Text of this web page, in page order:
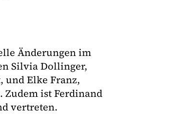
Änderungen im
Silvia Dollinger,
und Elke Franz,
ist Ferdinand
vertreten.